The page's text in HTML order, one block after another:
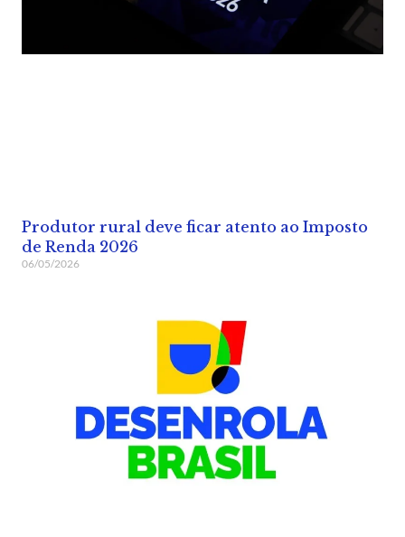
Produtor rural deve ficar atento ao Imposto
de Renda 2026
06/05/2026